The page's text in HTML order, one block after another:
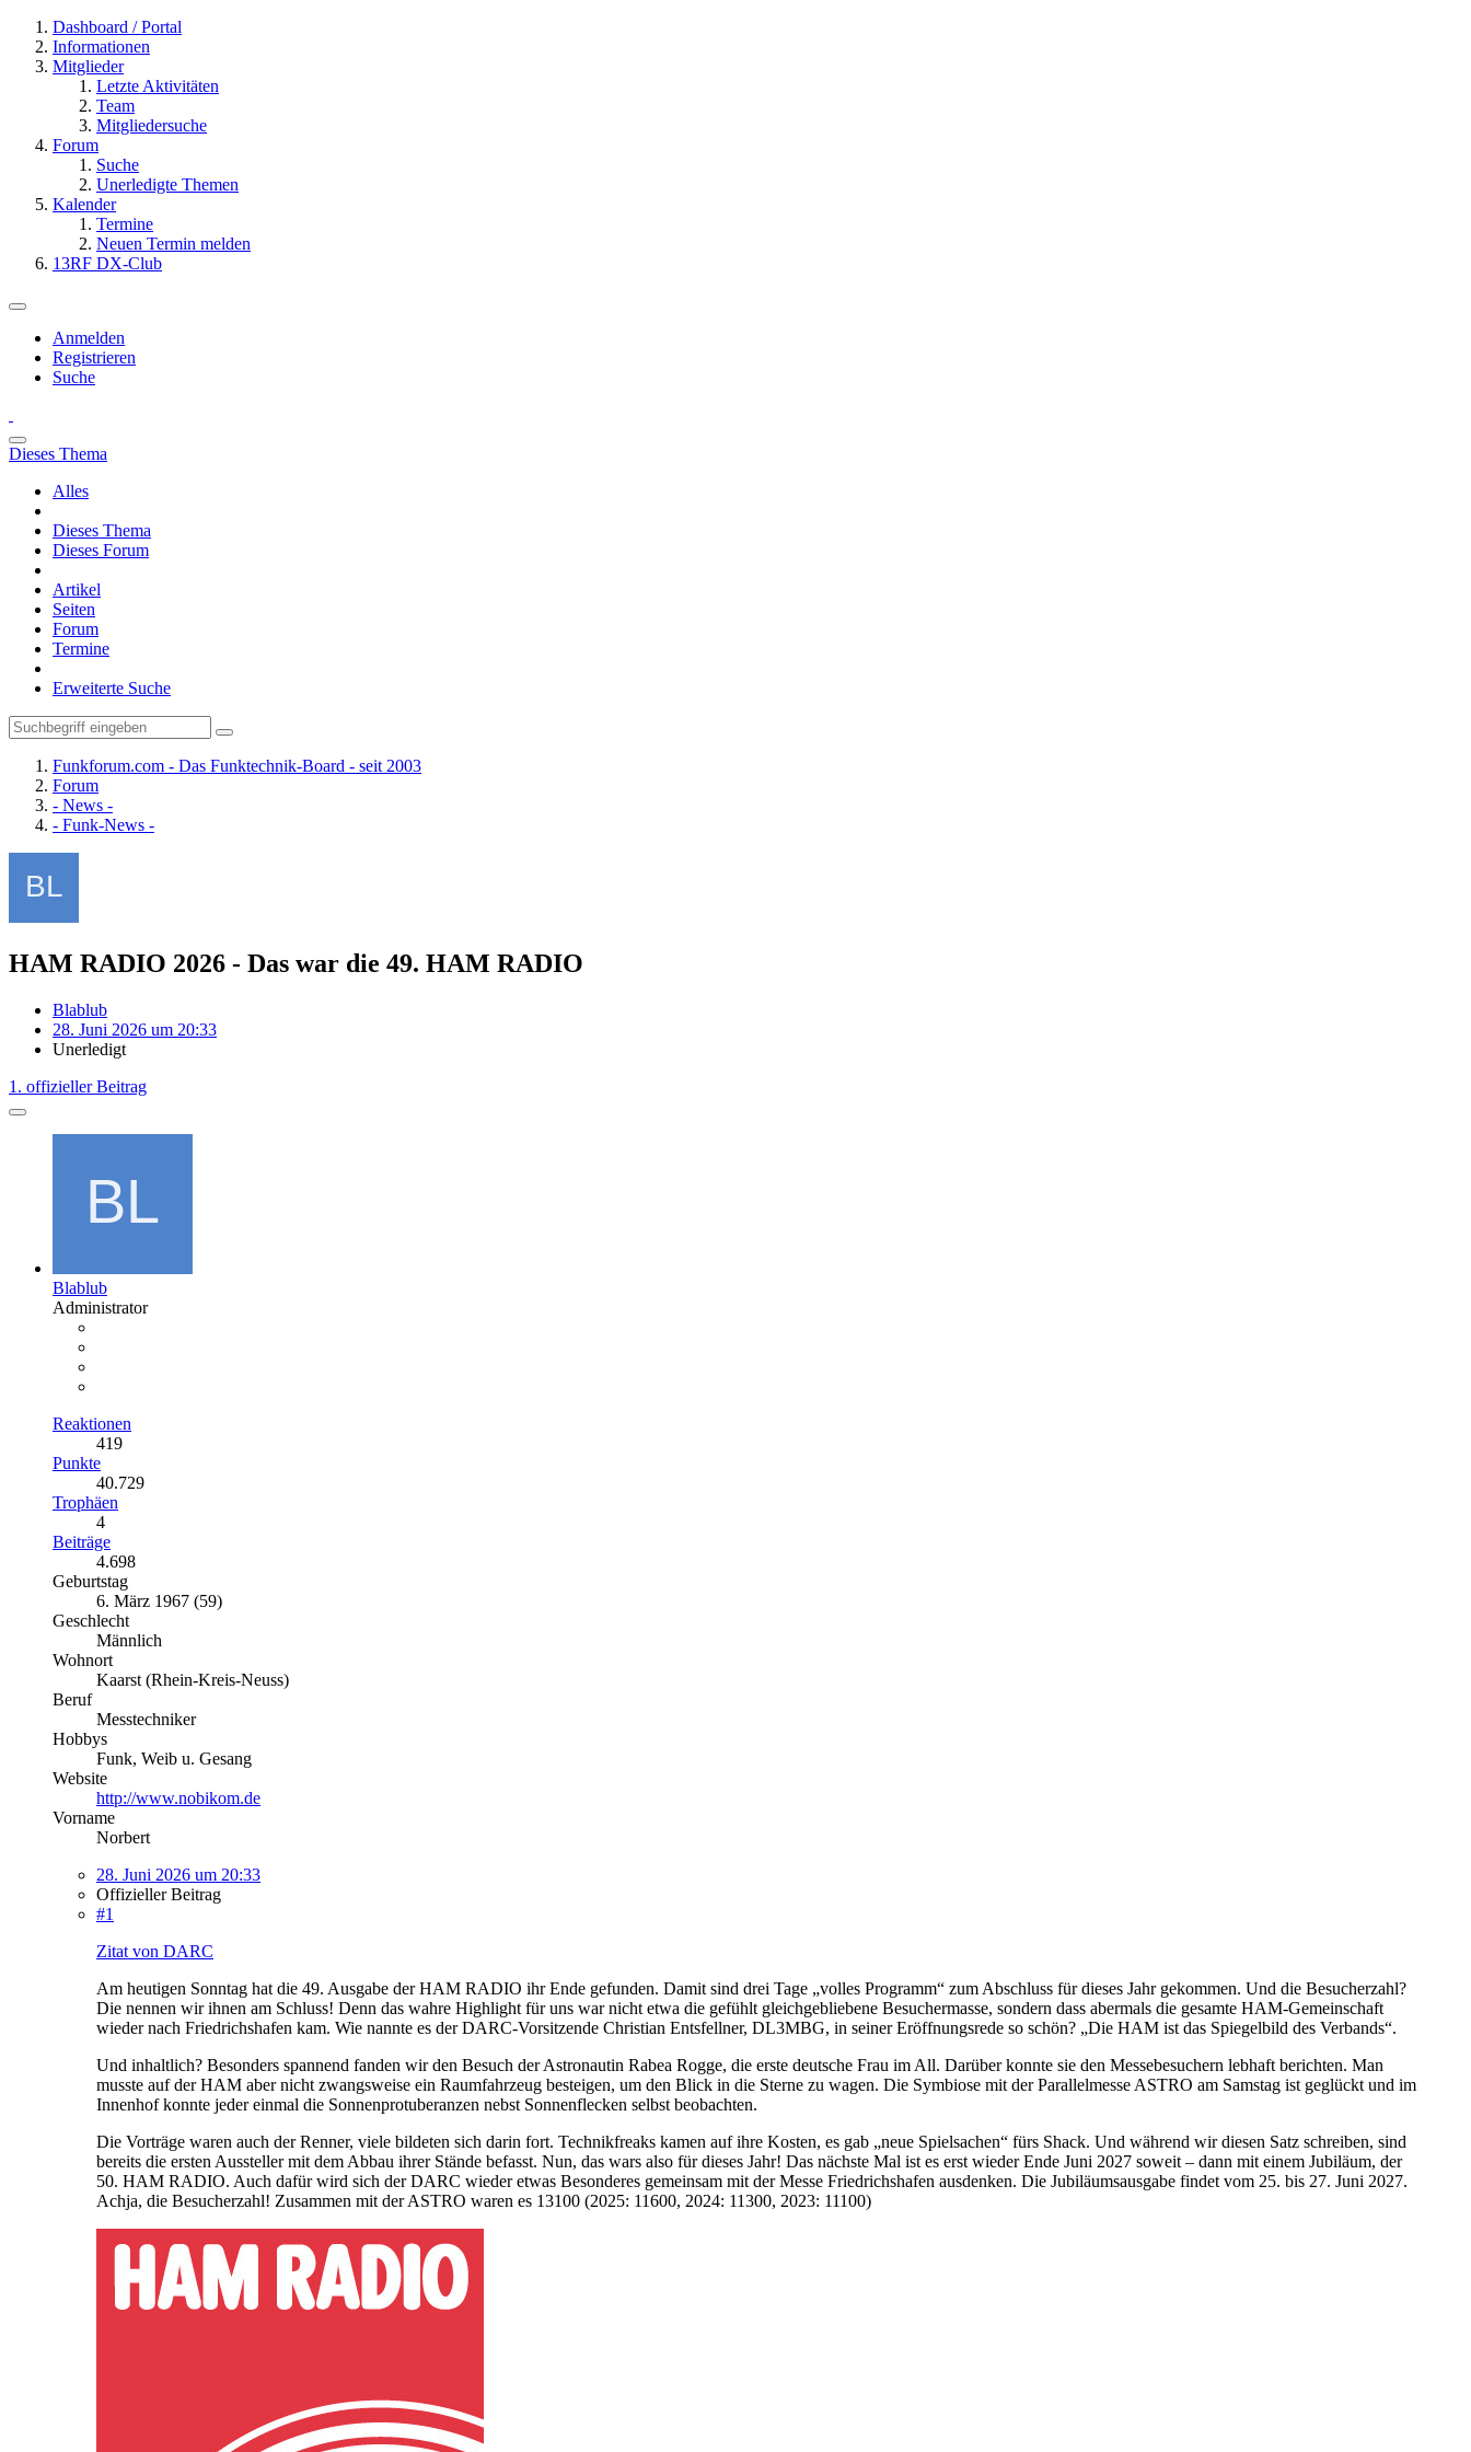
Dashboard / Portal
Informationen
Mitglieder
Letzte Aktivitäten
Team
Mitgliedersuche
Forum
Suche
Unerledigte Themen
Kalender
Termine
Neuen Termin melden
13RF DX-Club
Anmelden
Registrieren
Suche
Dieses Thema
Alles
Dieses Thema
Dieses Forum
Artikel
Seiten
Forum
Termine
Erweiterte Suche
Funkforum.com - Das Funktechnik-Board - seit 2003
Forum
- News -
- Funk-News -
HAM RADIO 2026 - Das war die 49. HAM RADIO
Blablub
28. Juni 2026 um 20:33
Unerledigt
1. offizieller Beitrag
Blablub
Administrator
Reaktionen
419
Punkte
40.729
Trophäen
4
Beiträge
4.698
Geburtstag
6. März 1967 (59)
Geschlecht
Männlich
Wohnort
Kaarst (Rhein-Kreis-Neuss)
Beruf
Messtechniker
Hobbys
Funk, Weib u. Gesang
Website
http://www.nobikom.de
Vorname
Norbert
28. Juni 2026 um 20:33
Offizieller Beitrag
#1
Zitat von DARC
Am heutigen Sonntag hat die 49. Ausgabe der HAM RADIO ihr Ende gefunden. Damit sind drei Tage „volles Programm“ zum Abschluss für dieses Jahr gekommen. Und die Besucherzahl?
Die nennen wir ihnen am Schluss! Denn das wahre Highlight für uns war nicht etwa die gefühlt gleichgebliebene Besuchermasse, sondern dass abermals die gesamte HAM-Gemeinschaft
wieder nach Friedrichshafen kam. Wie nannte es der DARC-Vorsitzende Christian Entsfellner, DL3MBG, in seiner Eröffnungsrede so schön? „Die HAM ist das Spiegelbild des Verbands“.
Und inhaltlich? Besonders spannend fanden wir den Besuch der Astronautin Rabea Rogge, die erste deutsche Frau im All. Darüber konnte sie den Messebesuchern lebhaft berichten. Man
musste auf der HAM aber nicht zwangsweise ein Raumfahrzeug besteigen, um den Blick in die Sterne zu wagen. Die Symbiose mit der Parallelmesse ASTRO am Samstag ist geglückt und im
Innenhof konnte jeder einmal die Sonnenprotuberanzen nebst Sonnenflecken selbst beobachten.
Die Vorträge waren auch der Renner, viele bildeten sich darin fort. Technikfreaks kamen auf ihre Kosten, es gab „neue Spielsachen“ fürs Shack. Und während wir diesen Satz schreiben, sind
bereits die ersten Aussteller mit dem Abbau ihrer Stände befasst. Nun, das wars also für dieses Jahr! Das nächste Mal ist es erst wieder Ende Juni 2027 soweit – dann mit einem Jubiläum, der
50. HAM RADIO. Auch dafür wird sich der DARC wieder etwas Besonderes gemeinsam mit der Messe Friedrichshafen ausdenken. Die Jubiläumsausgabe findet vom 25. bis 27. Juni 2027.
Achja, die Besucherzahl! Zusammen mit der ASTRO waren es 13100 (2025: 11600, 2024: 11300, 2023: 11100)